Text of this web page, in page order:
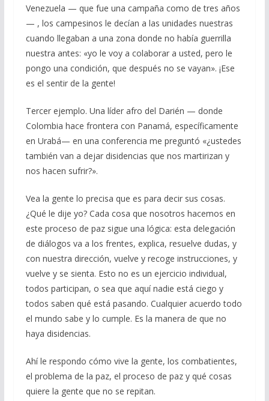
Venezuela — que fue una campaña como de tres años
— , los campesinos le decían a las unidades nuestras
cuando llegaban a una zona donde no había guerrilla
nuestra antes: «yo le voy a colaborar a usted, pero le
pongo una condición, que después no se vayan». ¡Ese
es el sentir de la gente!
Tercer ejemplo. Una líder afro del Darién — donde
Colombia hace frontera con Panamá, específicamente
en Urabá— en una conferencia me preguntó «¿ustedes
también van a dejar disidencias que nos martirizan y
nos hacen sufrir?».
Vea la gente lo precisa que es para decir sus cosas.
¿Qué le dije yo? Cada cosa que nosotros hacemos en
este proceso de paz sigue una lógica: esta delegación
de diálogos va a los frentes, explica, resuelve dudas, y
con nuestra dirección, vuelve y recoge instrucciones, y
vuelve y se sienta. Esto no es un ejercicio individual,
todos participan, o sea que aquí nadie está ciego y
todos saben qué está pasando. Cualquier acuerdo todo
el mundo sabe y lo cumple. Es la manera de que no
haya disidencias.
Ahí le respondo cómo vive la gente, los combatientes,
el problema de la paz, el proceso de paz y qué cosas
quiere la gente que no se repitan.